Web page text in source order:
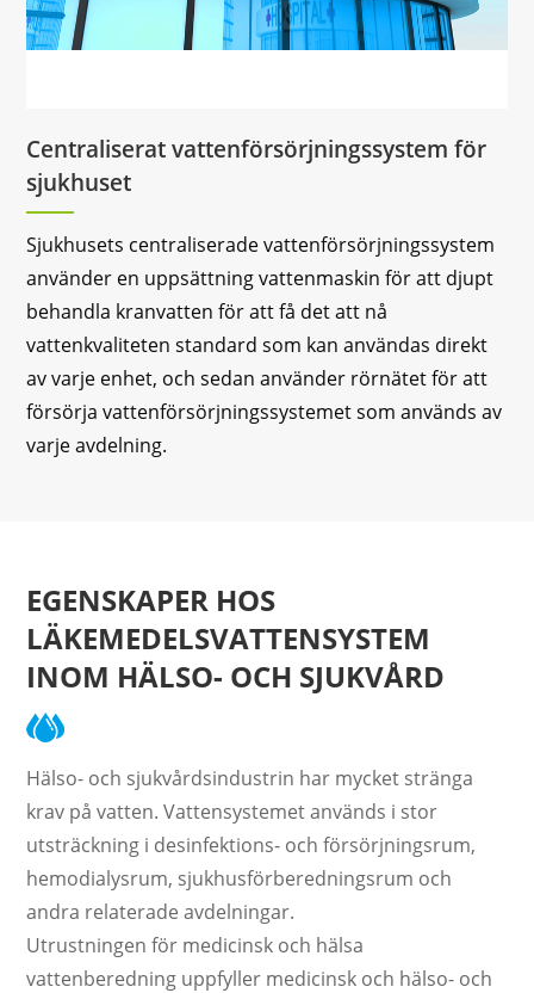
Centraliserat vattenförsörjningssystem för
sjukhuset
Sjukhusets centraliserade vattenförsörjningssystem
använder en uppsättning vattenmaskin för att djupt
behandla kranvatten för att få det att nå
vattenkvaliteten standard som kan användas direkt
av varje enhet, och sedan använder rörnätet för att
försörja vattenförsörjningssystemet som används av
varje avdelning.
EGENSKAPER HOS
LÄKEMEDELSVATTENSYSTEM
INOM HÄLSO- OCH SJUKVÅRD
Hälso- och sjukvårdsindustrin har mycket stränga
krav på vatten. Vattensystemet används i stor
utsträckning i desinfektions- och försörjningsrum,
hemodialysrum, sjukhusförberedningsrum och
andra relaterade avdelningar.
Utrustningen för medicinsk och hälsa
vattenberedning uppfyller medicinsk och hälso- och